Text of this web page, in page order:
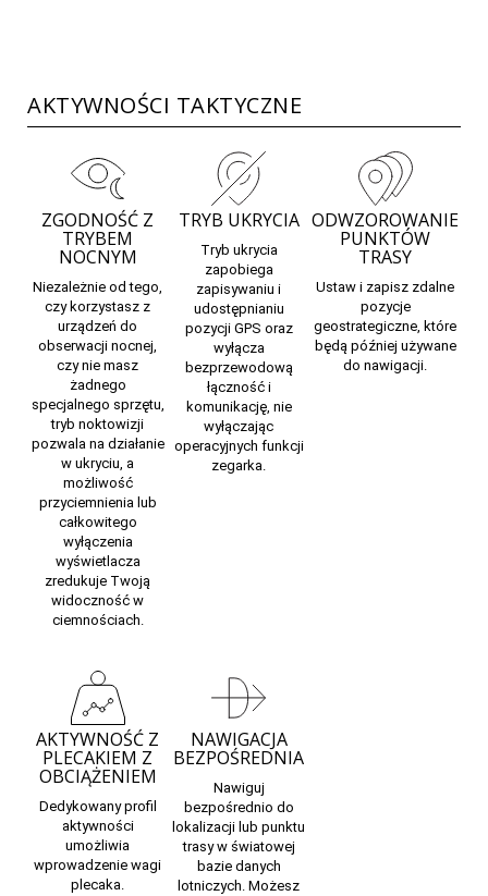
AKTYWNOŚCI TAKTYCZNE
ZGODNOŚĆ Z
TRYBEM
NOCNYM
Niezależnie od tego,
czy korzystasz z
urządzeń do
obserwacji nocnej,
czy nie masz
żadnego
specjalnego sprzętu,
tryb noktowizji
pozwala na działanie
w ukryciu, a
możliwość
przyciemnienia lub
całkowitego
wyłączenia
wyświetlacza
zredukuje Twoją
widoczność w
ciemnościach.
TRYB UKRYCIA
Tryb ukrycia
zapobiega
zapisywaniu i
udostępnianiu
pozycji GPS oraz
wyłącza
bezprzewodową
łączność i
komunikację, nie
wyłączając
operacyjnych funkcji
zegarka.
ODWZOROWANIE
PUNKTÓW
TRASY
Ustaw i zapisz zdalne
pozycje
geostrategiczne, które
będą później używane
do nawigacji.
AKTYWNOŚĆ Z
PLECAKIEM Z
OBCIĄŻENIEM
Dedykowany profil
aktywności
umożliwia
wprowadzenie wagi
plecaka.
NAWIGACJA
BEZPOŚREDNIA
Nawiguj
bezpośrednio do
lokalizacji lub punktu
trasy w światowej
bazie danych
lotniczych. Możesz